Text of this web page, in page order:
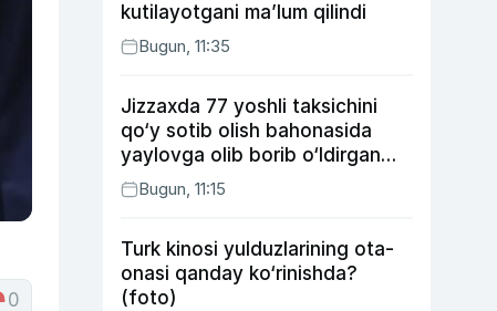
0
kutilayotgani ma’lum qilindi
Bugun, 11:35
Jizzaxda 77 yoshli taksichini
qo‘y sotib olish bahonasida
yaylovga olib borib o‘ldirgan
yigit 20 yilga qamaldi
Bugun, 11:15
Turk kinosi yulduzlarining ota-
onasi qanday ko‘rinishda?
(foto)